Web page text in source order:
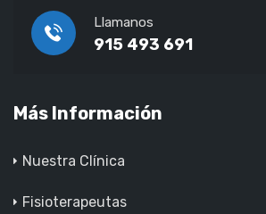
Llamanos
915 493 691
Más Información
Nuestra Clínica
Fisioterapeutas